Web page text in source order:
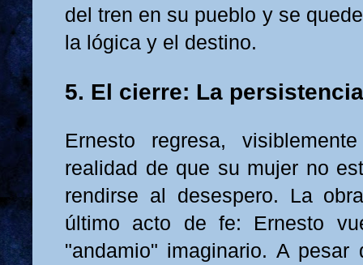
del tren en su pueblo y se
la lógica y el destino.
5. El cierre: La
Ernesto regresa,
realidad de que su mujer no
rendirse al desespero. La
último acto de fe: Ernesto
"andamio" imaginario. A